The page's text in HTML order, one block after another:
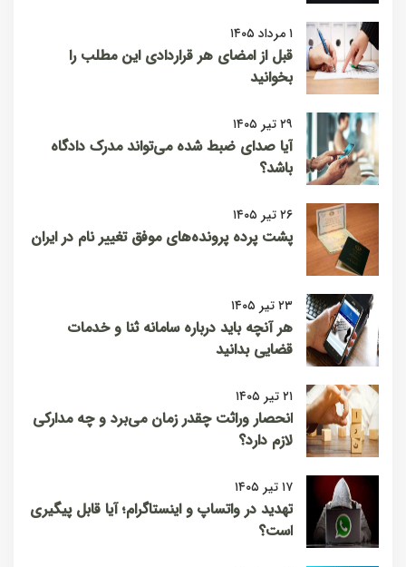
۱ مرداد ۱۴۰۵
قبل از امضای هر قراردادی این مطلب را
بخوانید
۲۹ تیر ۱۴۰۵
آیا صدای ضبط شده می‌تواند مدرک دادگاه
باشد؟
۲۶ تیر ۱۴۰۵
پشت پرده پرونده‌های موفق تغییر نام در ایران
۲۳ تیر ۱۴۰۵
هر آنچه باید درباره سامانه ثنا و خدمات
قضایی بدانید
۲۱ تیر ۱۴۰۵
انحصار وراثت چقدر زمان می‌برد و چه مدارکی
لازم دارد؟
۱۷ تیر ۱۴۰۵
تهدید در واتساپ و اینستاگرام؛ آیا قابل پیگیری
است؟